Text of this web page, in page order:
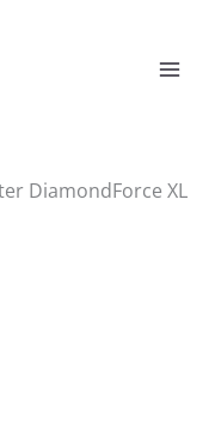
DiamondForce XL